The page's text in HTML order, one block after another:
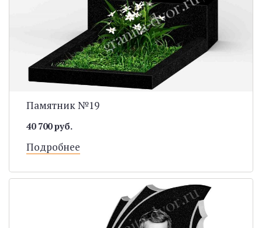
Памятник №19
40 700 руб.
Подробнее